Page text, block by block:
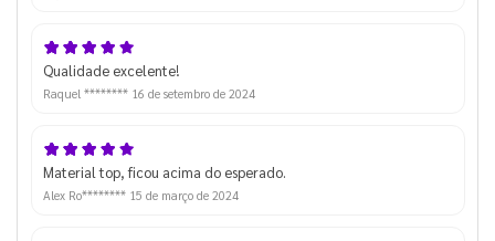
Qualidade excelente!
Raquel ******** 16 de setembro de 2024
Material top, ficou acima do esperado.
Alex Ro******** 15 de março de 2024